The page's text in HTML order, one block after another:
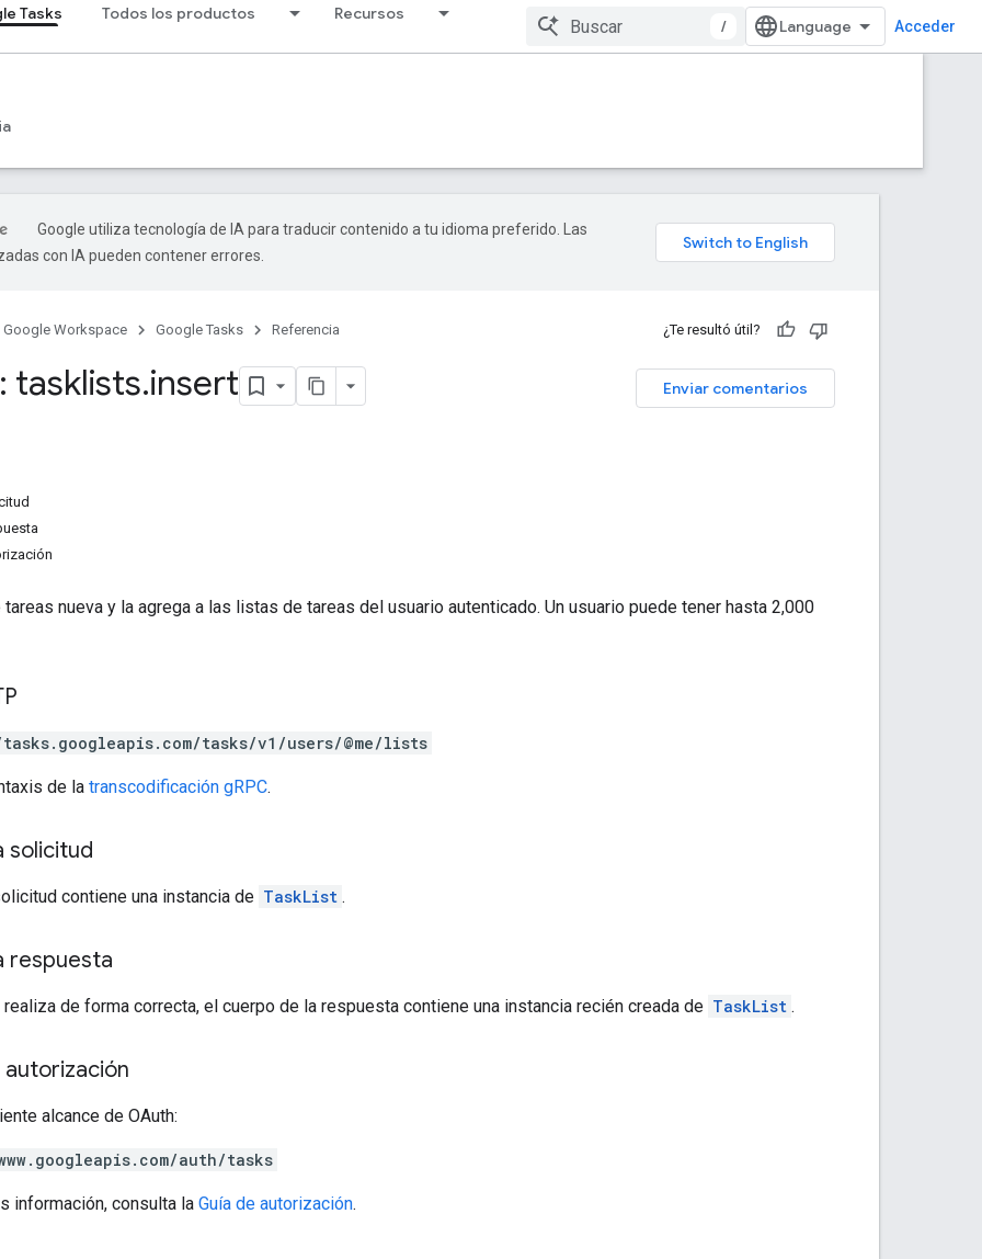
Tasks Todos los productos Recursos
/ Acceder
Google utiliza tecnología de IA para traducir contenido a tu idioma preferido. Las
con IA pueden contener errores.
Google Workspace Google Tasks Referencia ¿Te resultó útil?
Enviar comentarios
tasklists.insert
tareas nueva y la agrega a las listas de tareas del usuario autenticado. Un usuario puede tener hasta 2,000
tasks.googleapis.com/tasks/v1/users/@me/lists
de la transcodificación gRPC.
solicitud
contiene una instancia de TaskList .
respuesta
realiza de forma correcta, el cuerpo de la respuesta contiene una instancia recién creada de TaskList .
autorización
alcance de OAuth:
auth/tasks
información, consulta la Guía de autorización.